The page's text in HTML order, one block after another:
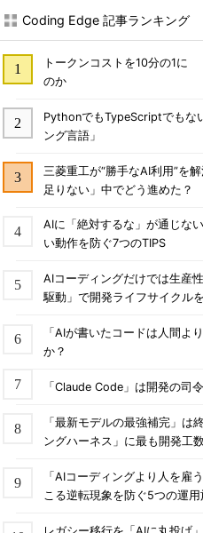
Coding Edge 記事ランキング
トークンコストを10分の1に
のか
PythonでもTypeScriptでもな
ング言語」
三菱重工が“勝手なAI利用”を
足りない」中でどう進めた？
AIに「絶対するな」が通じな
い動作を防ぐ7つのTIPS
AIコーディングだけでは生産
駆動」で開発ライフサイクル
「AIが書いたコードは人間
か？
「Claude Code」は開発の
「最新モデルの最強補完」
ングハーネス」に最も開発工
「AIコーディングより人を
こる逆転現象を防ぐ5つの運用